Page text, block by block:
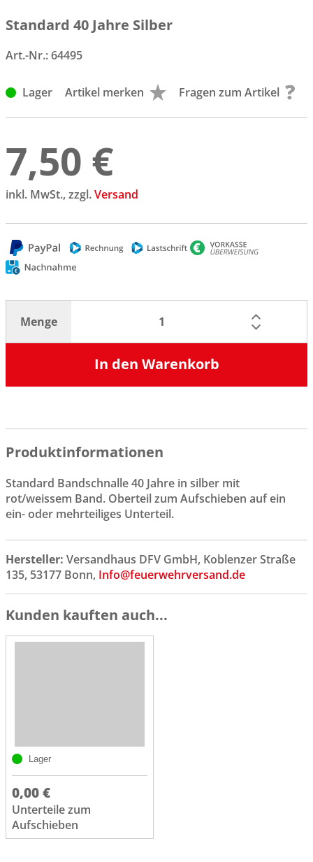
Standard 40 Jahre Silber
Art.-Nr.:64495
Lager Artikel merken Fragen zum Artikel
7,50 €
inkl. MwSt., zzgl.Versand
Menge
In den Warenkorb
Produktinformationen
Standard Bandschnalle 40 Jahre in silber mit
rot/weissem Band. Oberteil zum Aufschieben auf ein
ein- oder mehrteiliges Unterteil.
Hersteller: Versandhaus DFV GmbH, Koblenzer Straße
135, 53177 Bonn, Info@feuerwehrversand.de
Kunden kauften auch...
Lager
0,00 €
Unterteile zum
Aufschieben